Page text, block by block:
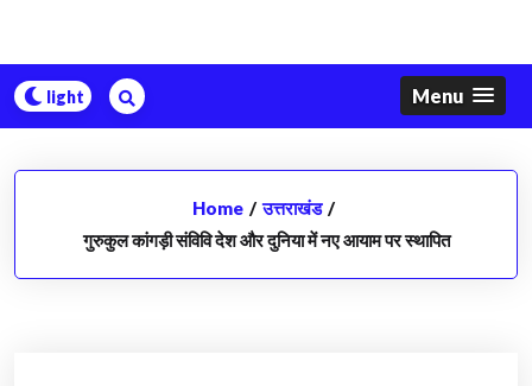
Menu
Home / उत्तराखंड /
गुरुकुल कांगड़ी संविवि देश और दुनिया में नए आयाम पर स्थापित